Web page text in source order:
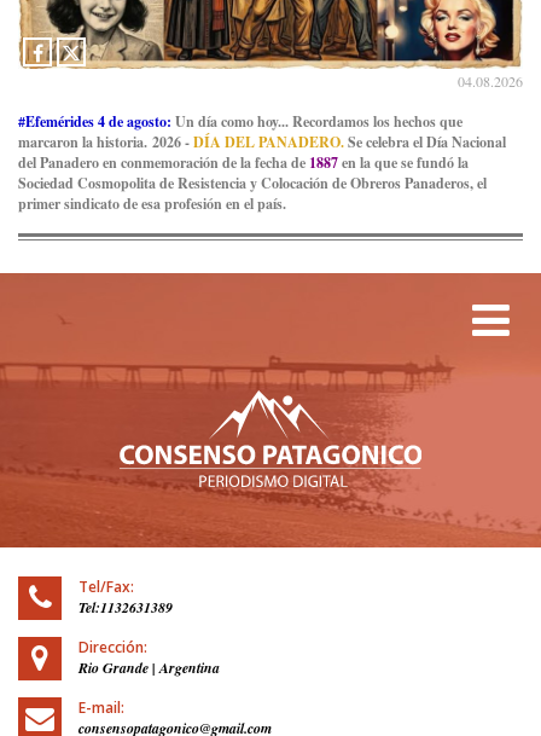
04.08.2026
#Efemérides 4 de agosto: Un día como hoy... Recordamos los hechos que
marcaron la historia. 2026 -DÍA DEL PANADERO.Se celebra el Día Nacional
del Panadero en conmemoración de la fecha de 1887en la que se fundó la
Sociedad Cosmopolita de Resistencia y Colocación de Obreros Panaderos, el
primer sindicato de esa profesión en el país.
Tel/Fax:
Tel:1132631389
Dirección:
Rio Grande | Argentina
E-mail:
consensopatagonico@gmail.com